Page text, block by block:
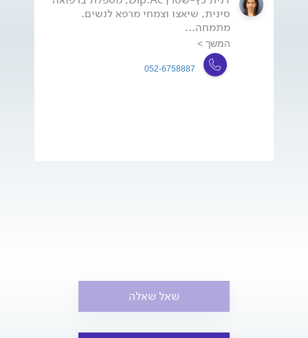
סינית, שיאצו וצמחי מרפא לנשים.
מתמחה...
המשך >
052-6758887
שאל שאלה